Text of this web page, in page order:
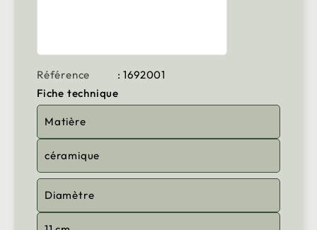
Référence
: 1692001
Fiche technique
Matière
céramique
Diamètre